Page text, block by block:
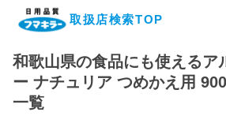
取扱店検索TOP
企業・IR情報サイト
和歌山県の食品にも使えるア
ー ナチュリア つめかえ用
一覧